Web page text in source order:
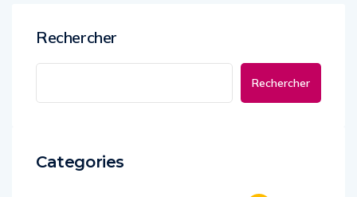
Rechercher
Rechercher
Categories